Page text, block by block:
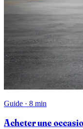
Guide · 8 min
Acheter une